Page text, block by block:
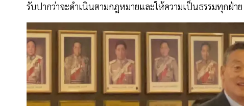
รับปากว่าจะดำเนินตามกฎหมายและให้ความเป็นธรรมทุกฝ่าย